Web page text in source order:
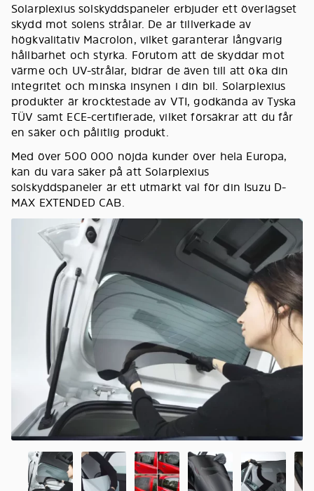
Solarplexius solskyddspaneler erbjuder ett överlägset
skydd mot solens strålar. De är tillverkade av
högkvalitativ Macrolon, vilket garanterar långvarig
hållbarhet och styrka. Förutom att de skyddar mot
värme och UV-strålar, bidrar de även till att öka din
integritet och minska insynen i din bil. Solarplexius
produkter är krocktestade av VTI, godkända av Tyska
TÜV samt ECE-certifierade, vilket försäkrar att du får
en säker och pålitlig produkt.
Med över 500 000 nöjda kunder över hela Europa,
kan du vara säker på att Solarplexius
solskyddspaneler är ett utmärkt val för din Isuzu D-
MAX EXTENDED CAB.